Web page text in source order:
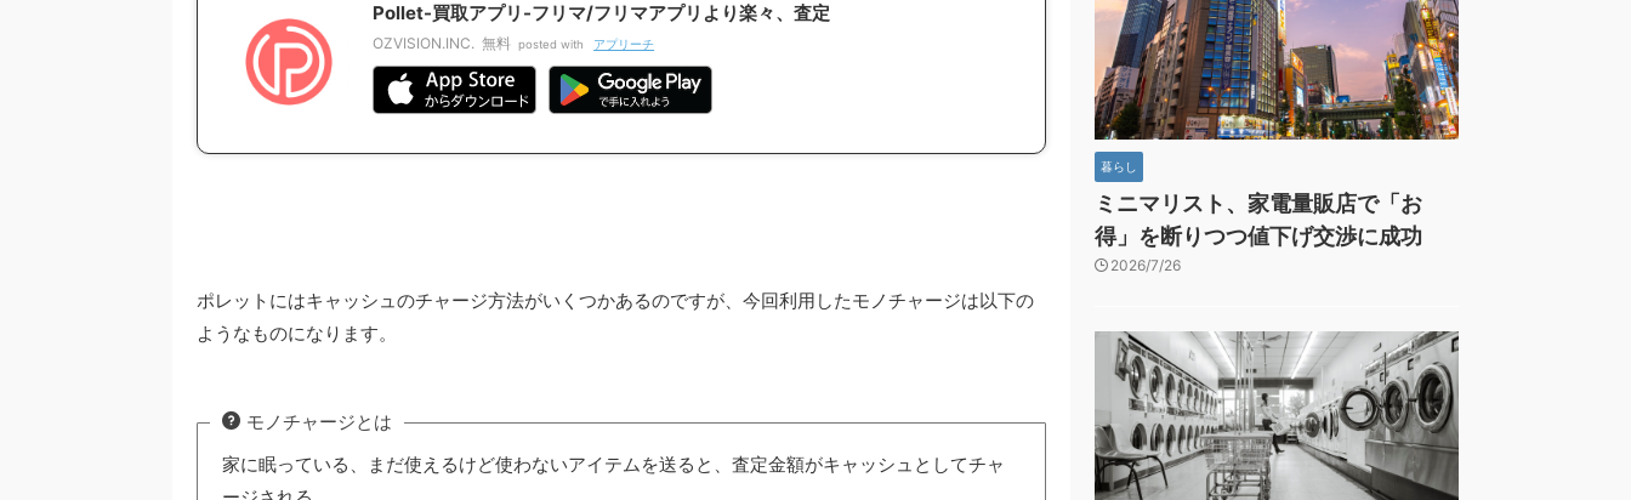
Pollet-買取アプリ-フリマ/フリマアプリより楽々、査定
OZVISION.INC. 無料 posted with アプリーチ
ポレットにはキャッシュのチャージ方法がいくつかあるのですが、今回利用したモノチャージは以下の
ようなものになります。
モノチャージとは
家に眠っている、まだ使えるけど使わないアイテムを送ると、査定金額がキャッシュとしてチャ
暮らし
ミニマリスト、家電量販店で「お
得」を断りつつ値下げ交渉に成功
2026/7/26